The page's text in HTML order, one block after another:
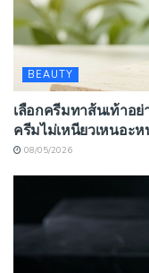
BEAUTY
เลือกครีมทาส้นเท้าอย่
ครีมไม่เหนียวเหนอะห
08/05/2026